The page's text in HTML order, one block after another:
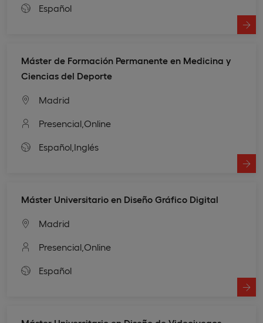
Español
Máster de Formación Permanente en Medicina y
Ciencias del Deporte
Madrid
Presencial, Online
Español, Inglés
Máster Universitario en Diseño Gráfico Digital
Madrid
Presencial, Online
Español